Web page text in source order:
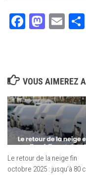
Facebook
VOUS AIMEREZ
Le retour de la neige fin
octobre 2025 : jusqu’à 80